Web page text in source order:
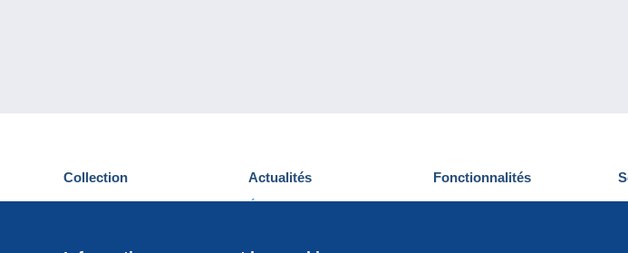
Collection
Cartes postales
Actualités
Événements Delcampe
Fonctionnalités
Nouveautés